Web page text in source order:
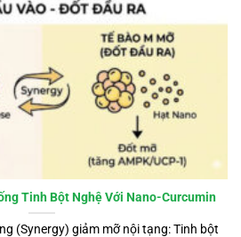
Tinh Bột Nghệ Với Nano-Curcumin
(Synergy) giảm mỡ nội tạng: Tinh bột